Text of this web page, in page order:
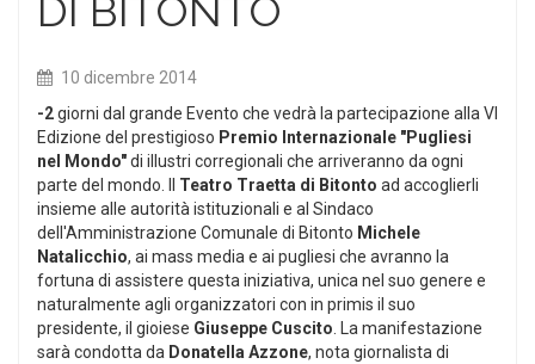
DI BITONTO
10 dicembre 2014
-2giorni dal grande Evento che vedrà la partecipazione alla VI
Edizione del prestigioso Premio Internazionale "Pugliesi
nel Mondo"di illustri corregionali che arriveranno da ogni
parte del mondo. Il Teatro Traetta di Bitonto ad accoglierli
insieme alle autorità istituzionali e al Sindaco
dell'Amministrazione Comunale di Bitonto Michele
Natalicchio, ai mass media e ai pugliesi che avranno la
fortuna di assistere questa iniziativa, unica nel suo genere e
naturalmente agli organizzatori con in primis il suo
presidente, il gioiese Giuseppe Cuscito . La manifestazione
sarà condotta da Donatella Azzone, nota giornalista di